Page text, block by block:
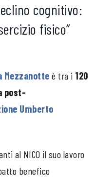
cognitivo:
fisico”
Mezzanotte è tra i 120
post-
Umberto
al NICO il suo lavoro
benefico